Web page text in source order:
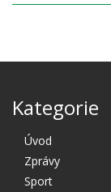
Kategorie
Úvod
Zprávy
Sport